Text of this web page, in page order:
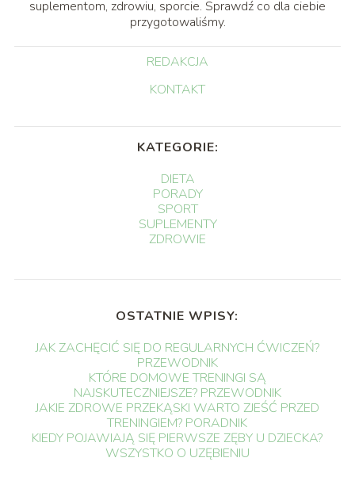
suplementom, zdrowiu, sporcie. Sprawdź co dla ciebie
przygotowaliśmy.
REDAKCJA
KONTAKT
KATEGORIE:
DIETA
PORADY
SPORT
SUPLEMENTY
ZDROWIE
OSTATNIE WPISY:
JAK ZACHĘCIĆ SIĘ DO REGULARNYCH ĆWICZEŃ?
PRZEWODNIK
KTÓRE DOMOWE TRENINGI SĄ
NAJSKUTECZNIEJSZE? PRZEWODNIK
JAKIE ZDROWE PRZEKĄSKI WARTO ZJEŚĆ PRZED
TRENINGIEM? PORADNIK
KIEDY POJAWIAJĄ SIĘ PIERWSZE ZĘBY U DZIECKA?
WSZYSTKO O UZĘBIENIU